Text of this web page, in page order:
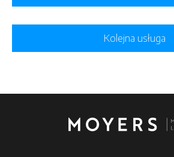
Kolejna usługa